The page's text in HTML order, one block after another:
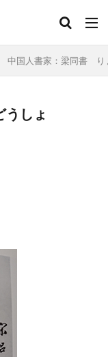
中国人書家：梁同書 り
しょ